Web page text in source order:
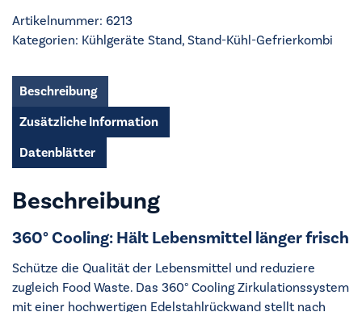
-
ORC8M362BX
Artikelnummer: 6213
Kategorien: Kühlgeräte Stand, Stand-Kühl-Gefrierkombi
Beschreibung
Zusätzliche Information
Datenblätter
Beschreibung
360° Cooling: Hält Lebensmittel länger frisch
Schütze die Qualität der Lebensmittel und reduziere
zugleich Food Waste. Das 360° Cooling Zirkulationssystem
mit einer hochwertigen Edelstahlrückwand stellt nach